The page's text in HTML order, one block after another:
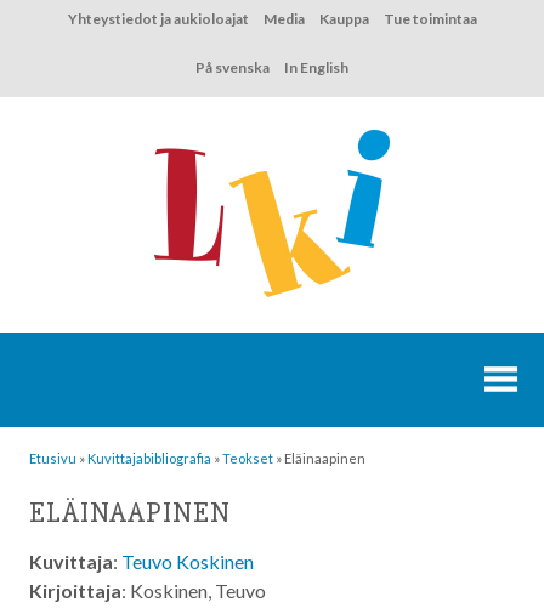
Yhteystiedot ja aukioloajat Media Kauppa Tue toimintaa
På svenska In English
Etusivu »Kuvittaja­bibliografia »Teokset » Eläinaapinen
ELÄINAAPINEN
Kuvittaja: Teuvo Koskinen
Kirjoittaja: Koskinen, Teuvo